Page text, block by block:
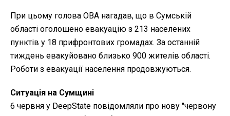
При цьому голова ОВА нагадав, що в Сумській
області оголошено евакуацію з 213 населених
пунктів у 18 прифронтових громадах. За останній
тиждень евакуйовано близько 900 жителів області.
Роботи з евакуації населення продовжуються.
Ситуація на Сумщині
6 червня у DeepState повідомляли про нову "червону